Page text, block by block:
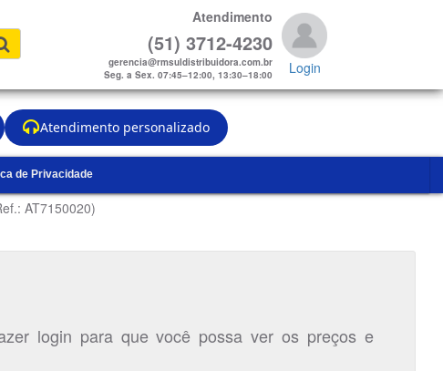
Atendimento personalizado
Atendimento
(51) 3712-4230
gerencia@rmsuldistribuidora.com.br
Seg. a Sex. 07:45–12:00, 13:30–18:00
Login
de Privacidade
AT7150020)
login para que você possa ver os preços e